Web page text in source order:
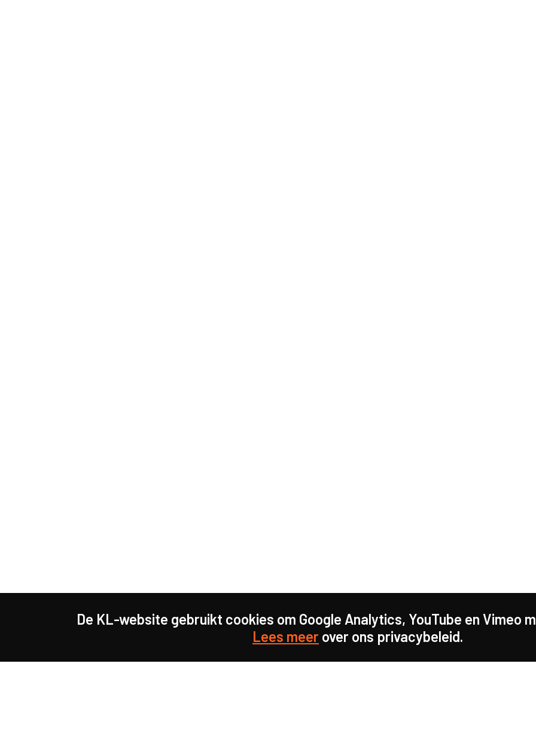
De KL-website gebruikt cookies om Google Analytics, YouTube en Vimeo
Lees meer over ons privacybeleid.